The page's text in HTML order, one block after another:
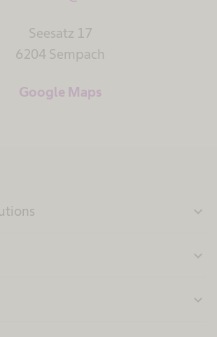
Seesatz 17
6204 Sempach
Google Maps
expand_more
expand_more
expand_more